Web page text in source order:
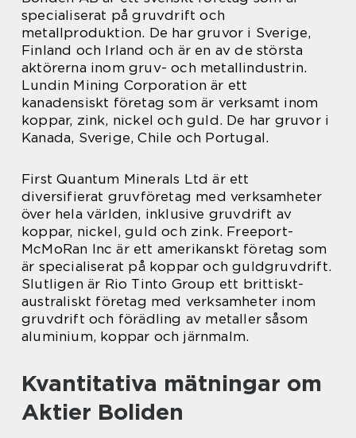
specialiserat på gruvdrift och
metallproduktion. De har gruvor i Sverige,
Finland och Irland och är en av de största
aktörerna inom gruv- och metallindustrin.
Lundin Mining Corporation är ett
kanadensiskt företag som är verksamt inom
koppar, zink, nickel och guld. De har gruvor i
Kanada, Sverige, Chile och Portugal.
First Quantum Minerals Ltd är ett
diversifierat gruvföretag med verksamheter
över hela världen, inklusive gruvdrift av
koppar, nickel, guld och zink. Freeport-
McMoRan Inc är ett amerikanskt företag som
är specialiserat på koppar och guldgruvdrift.
Slutligen är Rio Tinto Group ett brittiskt-
australiskt företag med verksamheter inom
gruvdrift och förädling av metaller såsom
aluminium, koppar och järnmalm.
Kvantitativa mätningar om
Aktier Boliden